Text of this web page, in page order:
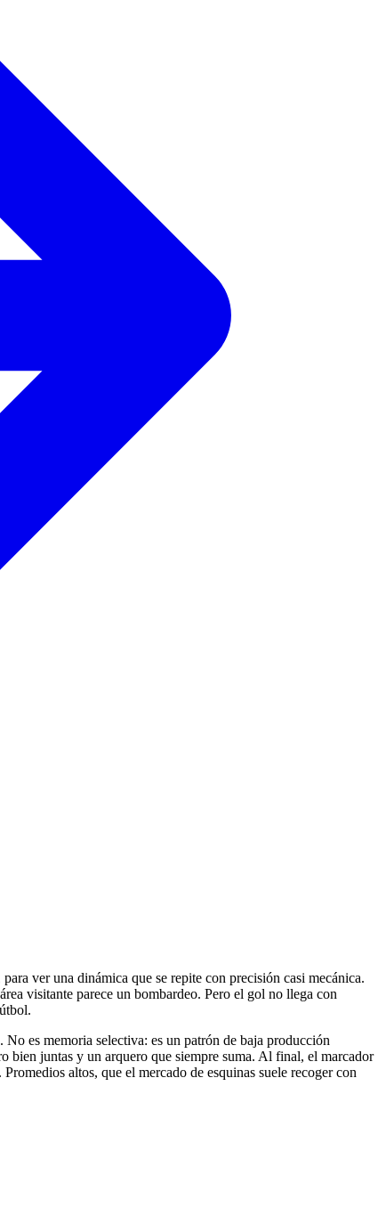
ver una dinámica que se repite con precisión casi mecánica.
visitante parece un bombardeo. Pero el gol no llega con
es memoria selectiva: es un patrón de baja producción
bien juntas y un arquero que siempre suma. Al final, el marcador
altos, que el mercado de esquinas suele recoger con